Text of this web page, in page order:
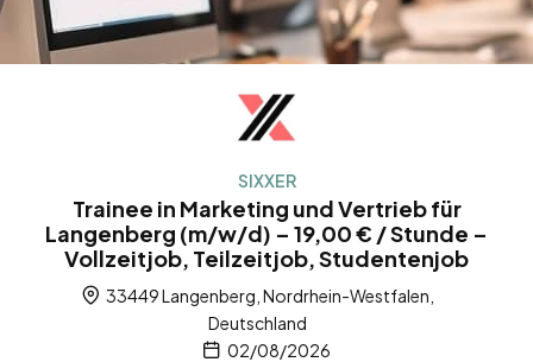
SIXXER
Trainee in Marketing und Vertrieb für
Langenberg (m/w/d) – 19,00 € / Stunde –
Vollzeitjob, Teilzeitjob, Studentenjob
33449 Langenberg, Nordrhein-Westfalen,
Deutschland
02/08/2026